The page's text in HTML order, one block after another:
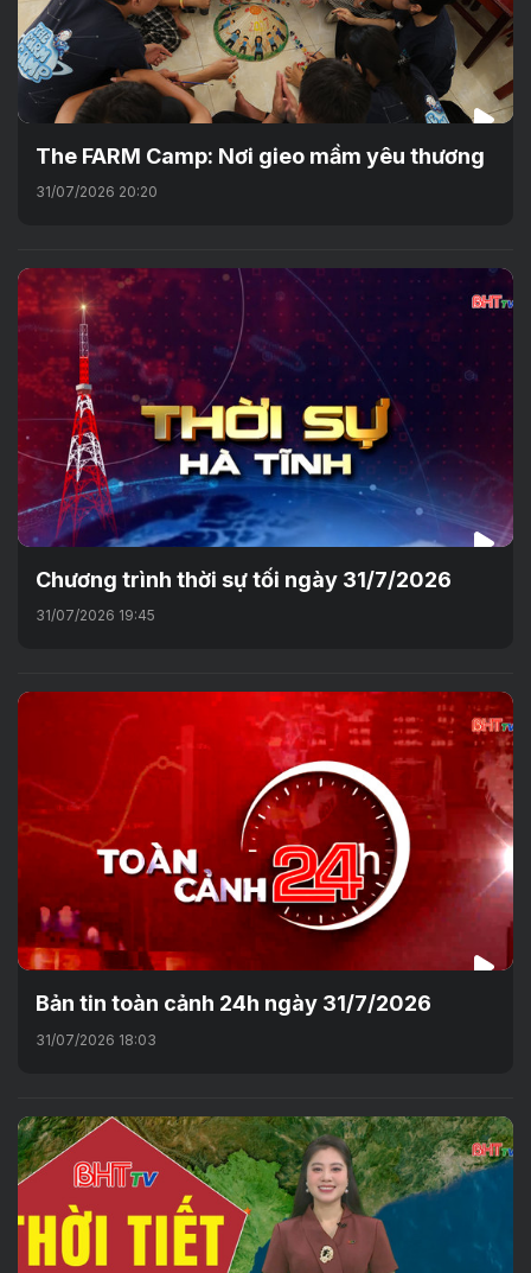
The FARM Camp: Nơi gieo mầm yêu thương
31/07/2026 20:20
Chương trình thời sự tối ngày 31/7/2026
31/07/2026 19:45
Bản tin toàn cảnh 24h ngày 31/7/2026
31/07/2026 18:03